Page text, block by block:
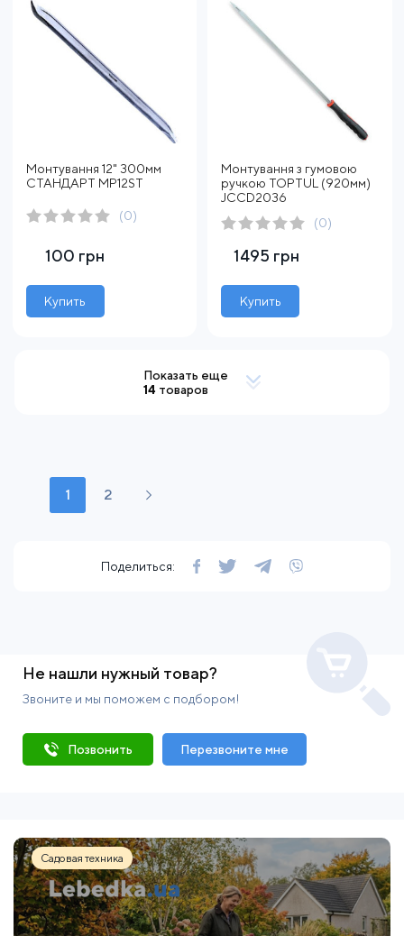
Монтування 12" 300мм
СТАНДАРТ MP12ST
(0)
100 грн
Купить
Монтування з гумовою
ручкою TOPTUL (920мм)
JCCD2036
(0)
1495 грн
Купить
Показать еще
14 товаров
1 2
Поделиться:
Не нашли нужный товар?
Звоните и мы поможем с подбором!
Позвонить Перезвоните мне
Садовая техника